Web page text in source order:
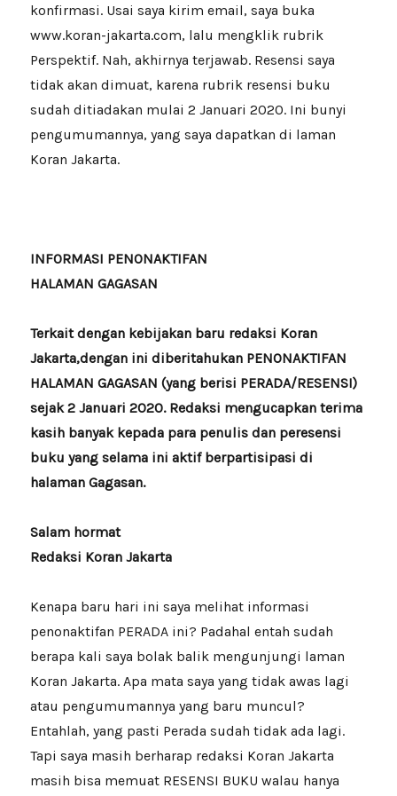
konfirmasi. Usai saya kirim email, saya buka
www.koran-jakarta.com, lalu mengklik rubrik
Perspektif. Nah, akhirnya terjawab. Resensi saya
tidak akan dimuat, karena rubrik resensi buku
sudah ditiadakan mulai 2 Januari 2020. Ini bunyi
pengumumannya, yang saya dapatkan di laman
Koran Jakarta.
INFORMASI PENONAKTIFAN
HALAMAN GAGASAN
Terkait dengan kebijakan baru redaksi Koran
Jakarta,dengan ini diberitahukan PENONAKTIFAN
HALAMAN GAGASAN (yang berisi PERADA/RESENSI)
sejak 2 Januari 2020. Redaksi mengucapkan terima
kasih banyak kepada para penulis dan peresensi
buku yang selama ini aktif berpartisipasi di
halaman Gagasan.
Salam hormat
Redaksi Koran Jakarta
Kenapa baru hari ini saya melihat informasi
penonaktifan PERADA ini? Padahal entah sudah
berapa kali saya bolak balik mengunjungi laman
Koran Jakarta. Apa mata saya yang tidak awas lagi
atau pengumumannya yang baru muncul?
Entahlah, yang pasti Perada sudah tidak ada lagi.
Tapi saya masih berharap redaksi Koran Jakarta
masih bisa memuat RESENSI BUKU walau hanya